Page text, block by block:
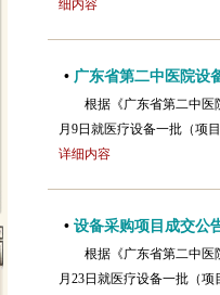
细内容
• 广东省第二中医院设
根据《广东省第二中医
月9日就医疗设备一批（项
详细内容
• 设备采购项目成交公
根据《广东省第二中医
月23日就医疗设备一批（